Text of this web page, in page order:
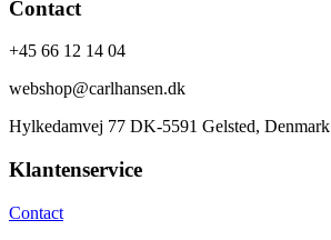
Contact
+45 66 12 14 04
webshop@carlhansen.dk
Hylkedamvej 77 DK-5591 Gelsted, Denmark
Klantenservice
Contact